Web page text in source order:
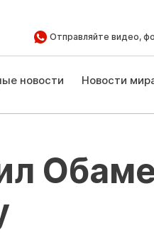
Отправляйте видео,
новости Новости